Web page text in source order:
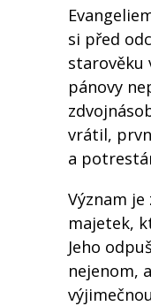
si před
starověku
pánovy
vrátil,
a
Význam
majetek,
Jeho
nejenom,